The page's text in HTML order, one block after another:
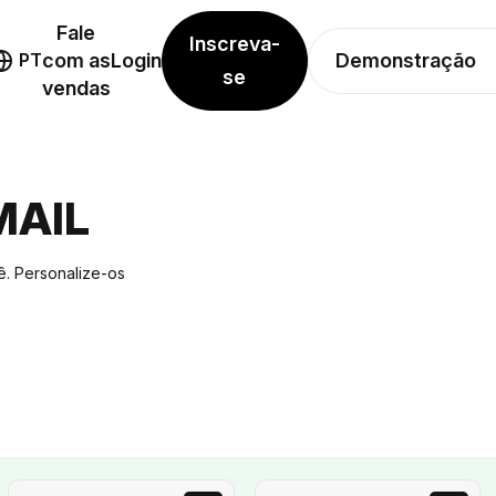
PT
Fale
com as
vendas
Login
Inscreva-
se
Demonstração
Personalize-os